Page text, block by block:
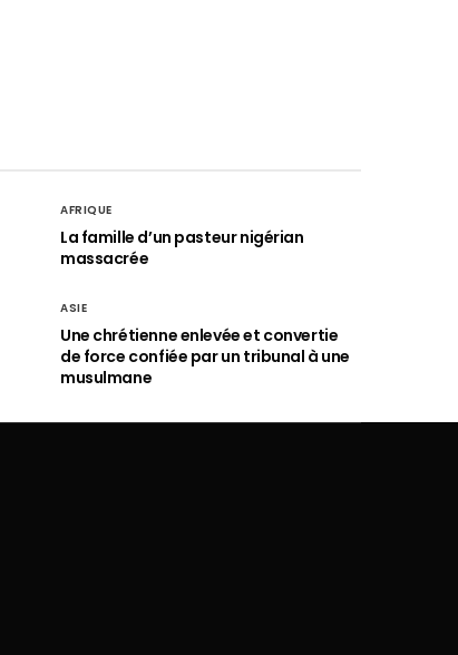
AFRIQUE
La famille d’un pasteur nigérian
massacrée
ASIE
Une chrétienne enlevée et convertie
de force confiée par un tribunal à une
musulmane